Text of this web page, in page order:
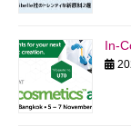
In-